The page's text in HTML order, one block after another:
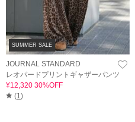
SUMMER SALE
JOURNAL STANDARD
レオパードプリントギャザーパンツ
¥12,320 30%OFF
(1 )